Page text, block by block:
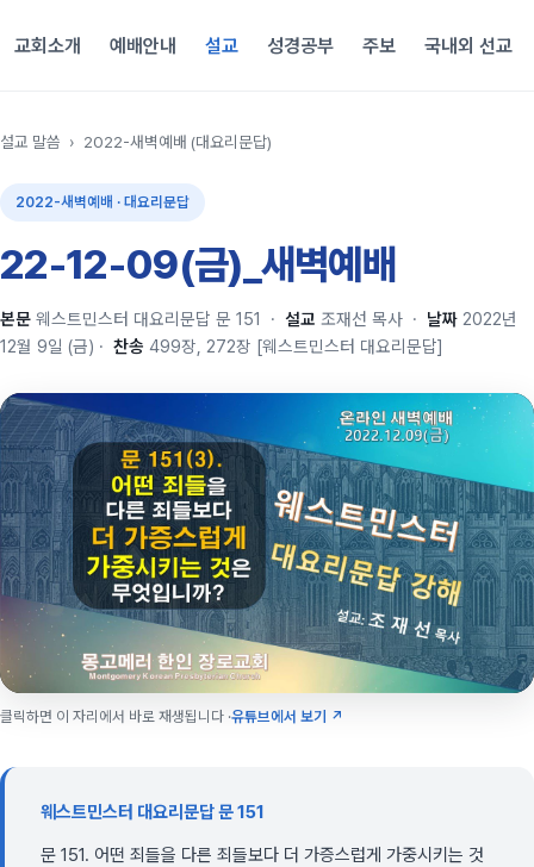
교회소개 예배안내 설교 성경공부 주보 국내외 선교
설교 말씀 › 2022-새벽예배 (대요리문답)
2022-새벽예배 · 대요리문답
22-12-09(금)_새벽예배
본문 웨스트민스터 대요리문답 문 151 · 설교 조재선 목사 · 날짜 2022년
12월 9일 (금) · 찬송 499장, 272장 [웨스트민스터 대요리문답]
클릭하면 이 자리에서 바로 재생됩니다 ·유튜브에서 보기 ↗
웨스트민스터 대요리문답 문 151
문 151. 어떤 죄들을 다른 죄들보다 더 가증스럽게 가중시키는 것